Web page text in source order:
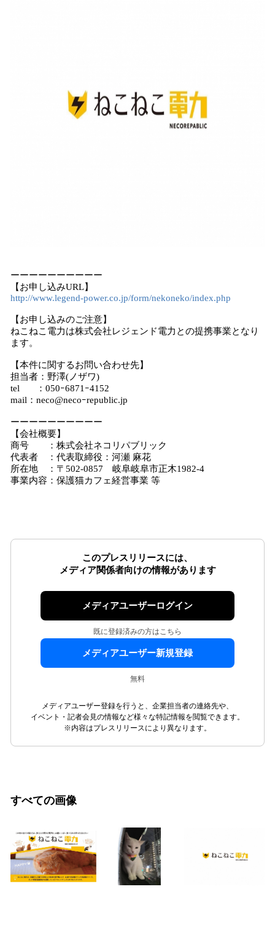
ーーーーーーーーーー
【お申し込みURL】
http://www.legend-power.co.jp/form/nekoneko/index.php
【お申し込みのご注意】
ねこねこ電力は株式会社レジェンド電力との提携事業となり
ます。
【本件に関するお問い合わせ先】
担当者：野澤(ノザワ)
tel ：050ｰ6871ｰ4152
mail：neco@necoｰrepublic.jp
ーーーーーーーーーー
【会社概要】
商号 ：株式会社ネコリパブリック
代表者 ：代表取締役：河瀬 麻花
所在地 ：〒502-0857 岐阜岐阜市正木1982-4
事業内容：保護猫カフェ経営事業 等
このプレスリリースには、
メディア関係者向けの情報があります
メディアユーザーログイン
既に登録済みの方はこちら
メディアユーザー新規登録
無料
メディアユーザー登録を行うと、企業担当者の連絡先や、
イベント・記者会見の情報など様々な特記情報を閲覧できます。
※内容はプレスリリースにより異なります。
すべての画像